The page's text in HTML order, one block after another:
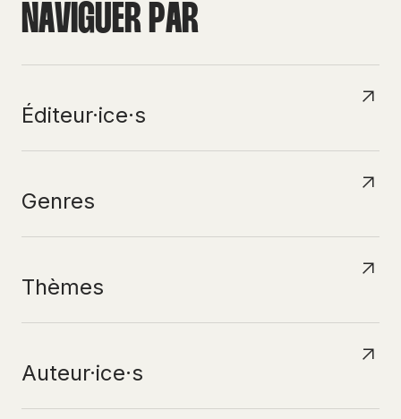
NAVIGUERPAR
Éditeur·ice·s
Genres
Thèmes
Auteur·ice·s